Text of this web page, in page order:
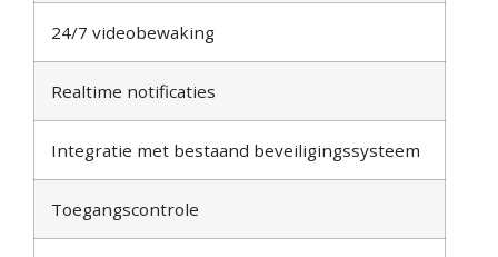
24/7 videobewaking
Realtime notificaties
Integratie met bestaand beveiligingssysteem
Toegangscontrole